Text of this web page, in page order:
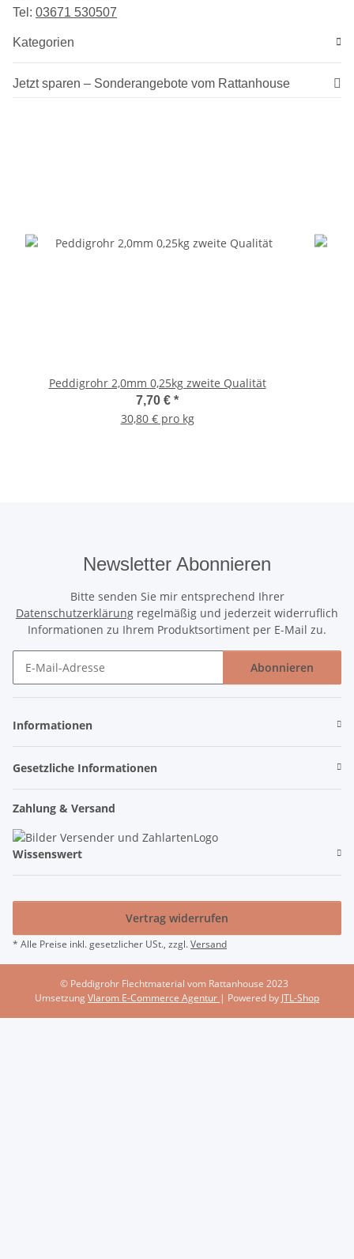
Tel: 03​671 530507
Kategorien
Jetzt sparen – Sonderangebote vom Rattanhouse
Peddigrohr 2,0mm 0,25kg zweite Qualität
7,70 € *
30,80 € pro kg
Newsletter Abonnieren
Bitte senden Sie mir entsprechend Ihrer
Datenschutzerklärung regelmäßig und jederzeit widerruflich
Informationen zu Ihrem Produktsortiment per E-Mail zu.
Abonnieren
Informationen
Gesetzliche Informationen
Zahlung & Versand
Wissenswert
Vertrag widerrufen
* Alle Preise inkl. gesetzlicher USt., zzgl.Versand
© Peddigrohr Flechtmaterial vom Rattanhouse 2023
UmsetzungVlarom E-Commerce Agentur | Powered by JTL-Shop